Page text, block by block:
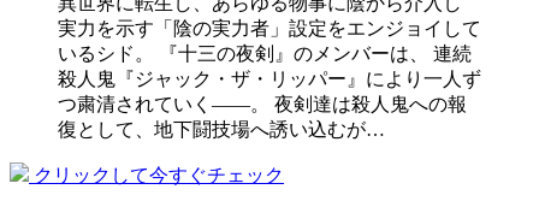
実力を示す「陰の実力者」設定をエンジョイして
いるシド。 『十三の夜剣』のメンバーは、 連続
殺人鬼『ジャック・ザ・リッパー』により一人ず
つ粛清されていく――。 夜剣達は殺人鬼への報
復として、地下闘技場へ誘い込むが…
クリックして今すぐチェック